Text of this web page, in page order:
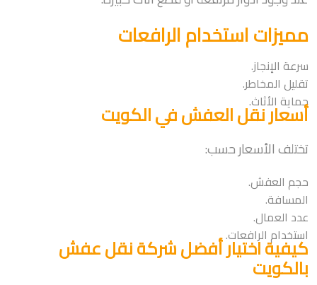
مميزات استخدام الرافعات
سرعة الإنجاز.
تقليل المخاطر.
حماية الأثاث.
أسعار نقل العفش في الكويت
تختلف الأسعار حسب:
حجم العفش.
المسافة.
عدد العمال.
استخدام الرافعات.
كيفية اختيار أفضل شركة نقل عفش
بالكويت